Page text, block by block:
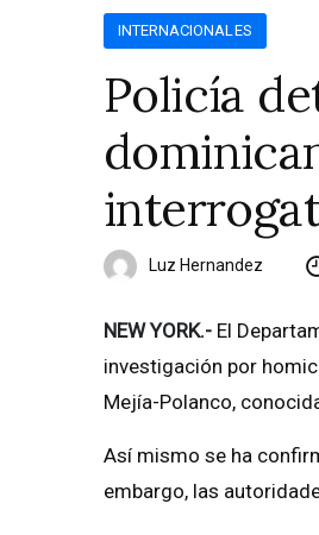
INTERNACIONALES
Policía
Luz Hernandez
NEW YORK.- El
investigación por
Mejía-Polanco,
Así mismo se ha
embargo, las